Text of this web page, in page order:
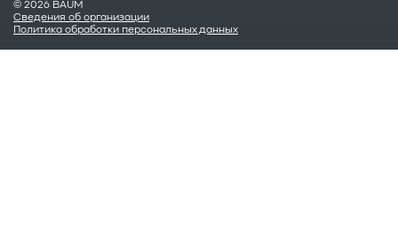
© 2026 BAUM
Сведения об организации
Политика обработки персональных данных